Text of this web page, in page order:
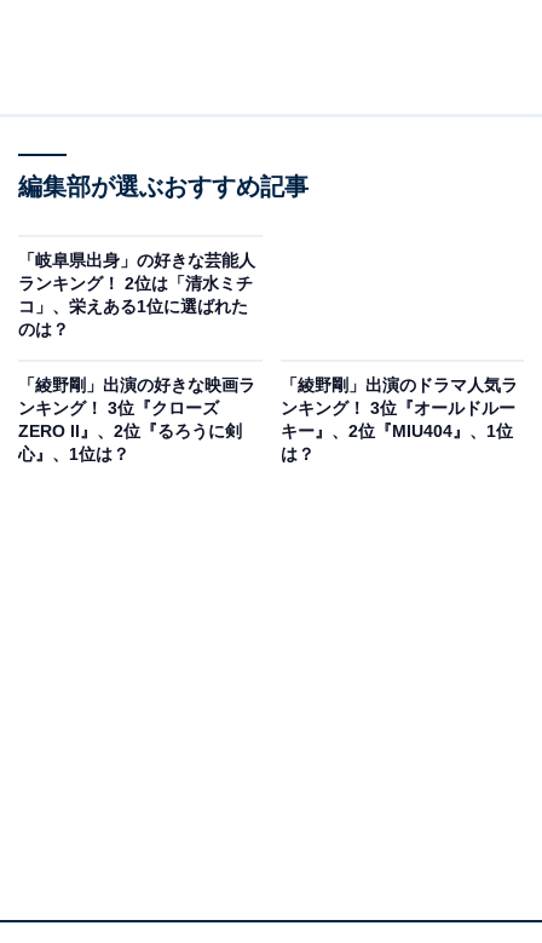
2位には、俳優として活躍する綾野剛さんがランクイ
ン。岐阜市出身の綾野さんは、2003年に放送した『仮面
ライダー555』（テレビ朝日系）で俳優デビュー。モデ
ルやミュージシャンとしても活躍し、幅広い世代から支
持を集めています。2023年1月1日には俳優の佐久間由衣
さんと結婚し、大きな話題となりました。
ないので東京出身かと思っていたので驚きました」（30
編集部が選ぶおすすめ記事
「岐阜県出身」の好きな芸能人
ランキング！ 2位は「清水ミチ
コ」、栄えある1位に選ばれた
のは？
「綾野剛」出演の好きな映画ラ
ンキング！ 3位『クローズ
ZERO II』、2位『るろうに剣
心』、1位は？
「綾野剛」出演のドラマ人気ラ
ンキング！ 3位『オールドルー
キー』、2位『MIU404』、1位
は？